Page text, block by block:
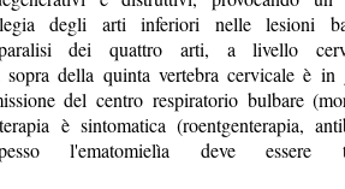
degli arti inferiori nelle lesioni
dei quattro arti, a livello
della quinta vertebra cervicale è in
del centro respiratorio bulbare
è sintomatica (roentgenterapia,
l'ematomielìa deve essere